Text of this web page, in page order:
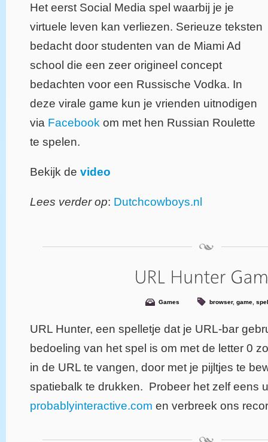
Het eerst Social Media spel waarbij je je
virtuele leven kan verliezen. Serieuze teksten
bedacht door studenten van de Miami Ad
school die een zeer origineel concept
bedachten voor een Russische Vodka. In
deze virale game kun je vrienden uitnodigen
via Facebook om met hen Russian Roulette
te spelen.
Bekijk de video
Lees verder op: Dutchcowboys.nl
Games browser, game, spel
URL Hunter, een spelletje dat je URL-bar
bedoeling van het spel is om met de letter 0
in de URL te vangen, door met je pijltjes te
spatiebalk te drukken. Probeer het zelf eens
probablyinteractive.com en verbreek ons